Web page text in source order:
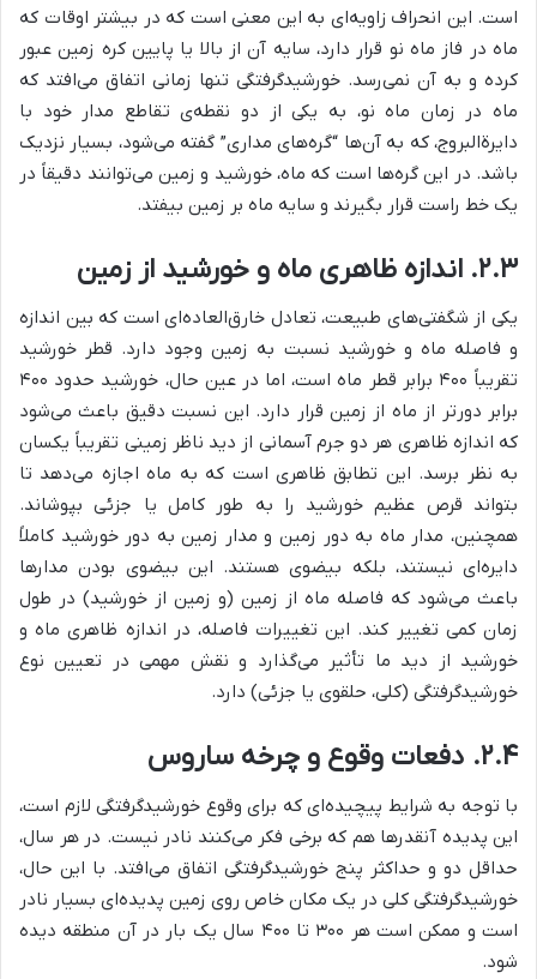
است. این انحراف زاویه‌ای به این معنی است که در بیشتر اوقات که
ماه در فاز ماه نو قرار دارد، سایه آن از بالا یا پایین کره زمین عبور
کرده و به آن نمی‌رسد. خورشیدگرفتگی تنها زمانی اتفاق می‌افتد که
ماه در زمان ماه نو، به یکی از دو نقطه‌ی تقاطع مدار خود با
دایرةالبروج، که به آن‌ها “گره‌های مداری” گفته می‌شود، بسیار نزدیک
باشد. در این گره‌ها است که ماه، خورشید و زمین می‌توانند دقیقاً در
یک خط راست قرار بگیرند و سایه ماه بر زمین بیفتد.
۲.۳. اندازه ظاهری ماه و خورشید از زمین
یکی از شگفتی‌های طبیعت، تعادل خارق‌العاده‌ای است که بین اندازه
و فاصله ماه و خورشید نسبت به زمین وجود دارد. قطر خورشید
تقریباً ۴۰۰ برابر قطر ماه است، اما در عین حال، خورشید حدود ۴۰۰
برابر دورتر از ماه از زمین قرار دارد. این نسبت دقیق باعث می‌شود
که اندازه ظاهری هر دو جرم آسمانی از دید ناظر زمینی تقریباً یکسان
به نظر برسد. این تطابق ظاهری است که به ماه اجازه می‌دهد تا
بتواند قرص عظیم خورشید را به طور کامل یا جزئی بپوشاند.
همچنین، مدار ماه به دور زمین و مدار زمین به دور خورشید کاملاً
دایره‌ای نیستند، بلکه بیضوی هستند. این بیضوی بودن مدارها
باعث می‌شود که فاصله ماه از زمین (و زمین از خورشید) در طول
زمان کمی تغییر کند. این تغییرات فاصله، در اندازه ظاهری ماه و
خورشید از دید ما تأثیر می‌گذارد و نقش مهمی در تعیین نوع
خورشیدگرفتگی (کلی، حلقوی یا جزئی) دارد.
۲.۴. دفعات وقوع و چرخه ساروس
با توجه به شرایط پیچیده‌ای که برای وقوع خورشیدگرفتگی لازم است،
این پدیده آنقدرها هم که برخی فکر می‌کنند نادر نیست. در هر سال،
حداقل دو و حداکثر پنج خورشیدگرفتگی اتفاق می‌افتد. با این حال،
خورشیدگرفتگی کلی در یک مکان خاص روی زمین پدیده‌ای بسیار نادر
است و ممکن است هر ۳۰۰ تا ۴۰۰ سال یک بار در آن منطقه دیده
شود.